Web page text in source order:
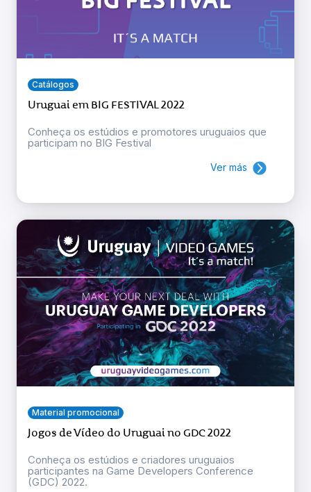
Catálogos
Uruguai em BIG FESTIVAL 2022
Conheça os estúdios e promotores uruguaios que
participam no BIG Festival
Ver más
Material promocional
Jogos de Vídeo do Uruguai no GDC 2022
Conheça os estúdios e criadores uruguaios
participantes na Game Developers Conference
(GDC) 2022.